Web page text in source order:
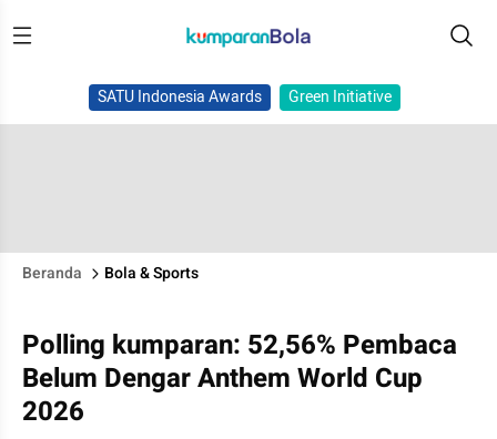
SATU Indonesia Awards Green Initiative
Beranda Bola & Sports
Polling kumparan: 52,56% Pembaca
Belum Dengar Anthem World Cup
2026